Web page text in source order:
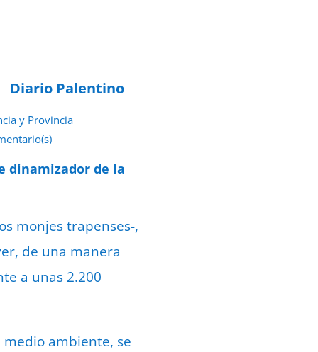
Diario Palentino
y Provincia
dinamizador de la
monjes trapenses-,
de una manera
a unas 2.200
ambiente, se